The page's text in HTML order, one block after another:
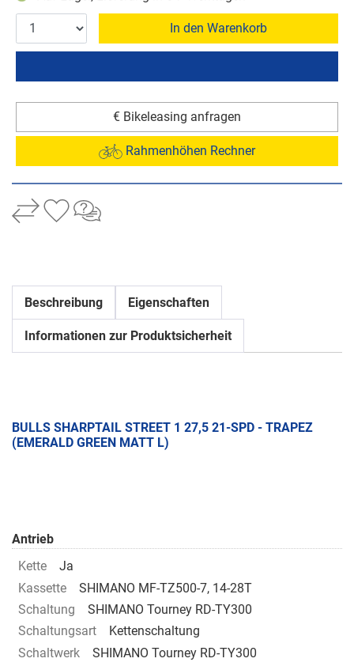
In den Warenkorb
€ Bikeleasing anfragen
Rahmenhöhen Rechner
Beschreibung Eigenschaften
Informationen zur Produktsicherheit
BULLS SHARPTAIL STREET 1 27,5 21-SPD - TRAPEZ
(EMERALD GREEN MATT L)
Antrieb
Kette
Ja
Kassette
SHIMANO MF-TZ500-7, 14-28T
Schaltung
SHIMANO Tourney RD-TY300
Schaltungsart
Kettenschaltung
Schaltwerk
SHIMANO Tourney RD-TY300